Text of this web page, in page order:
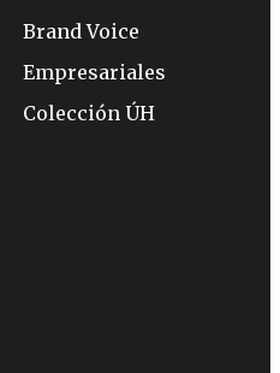
Brand Voice
Empresariales
Colección ÚH